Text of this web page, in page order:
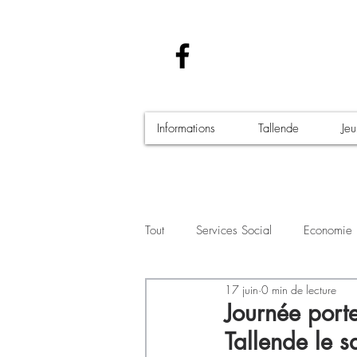
Informations Tallende
Tout Services Social Economie
Santé - Covid-19 Culture
Journée
Tallende le
17 juin 0 min de lecture